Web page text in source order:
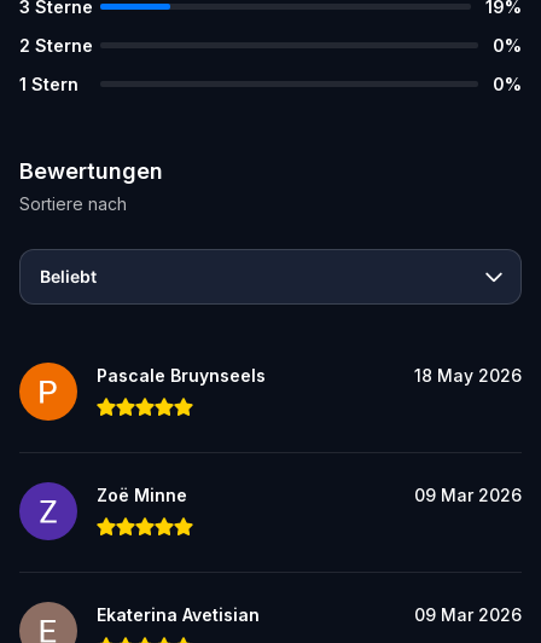
3 Sterne 19%
2 Sterne 0%
1 Stern 0%
Bewertungen
Sortiere nach
Beliebt
Pascale Bruynseels 18 May 2026
Zoë Minne 09 Mar 2026
Ekaterina Avetisian 09 Mar 2026